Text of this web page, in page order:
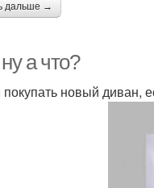
дальше →
а что?
новый диван,